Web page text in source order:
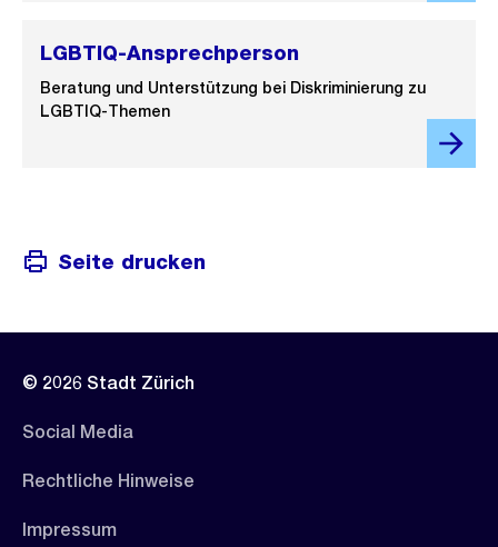
LGBTIQ-Ansprechperson
Beratung und Unterstützung bei Diskriminierung zu
LGBTIQ-Themen
Seite drucken
© 2026 Stadt Zürich
Social Media
Rechtliche Hinweise
Impressum